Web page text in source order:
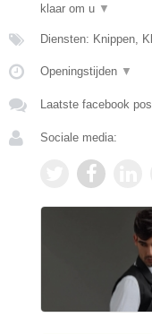
klaar om u ▼
Diensten: Knippen,
Openingstijden ▼
Laatste facebook
Sociale media: